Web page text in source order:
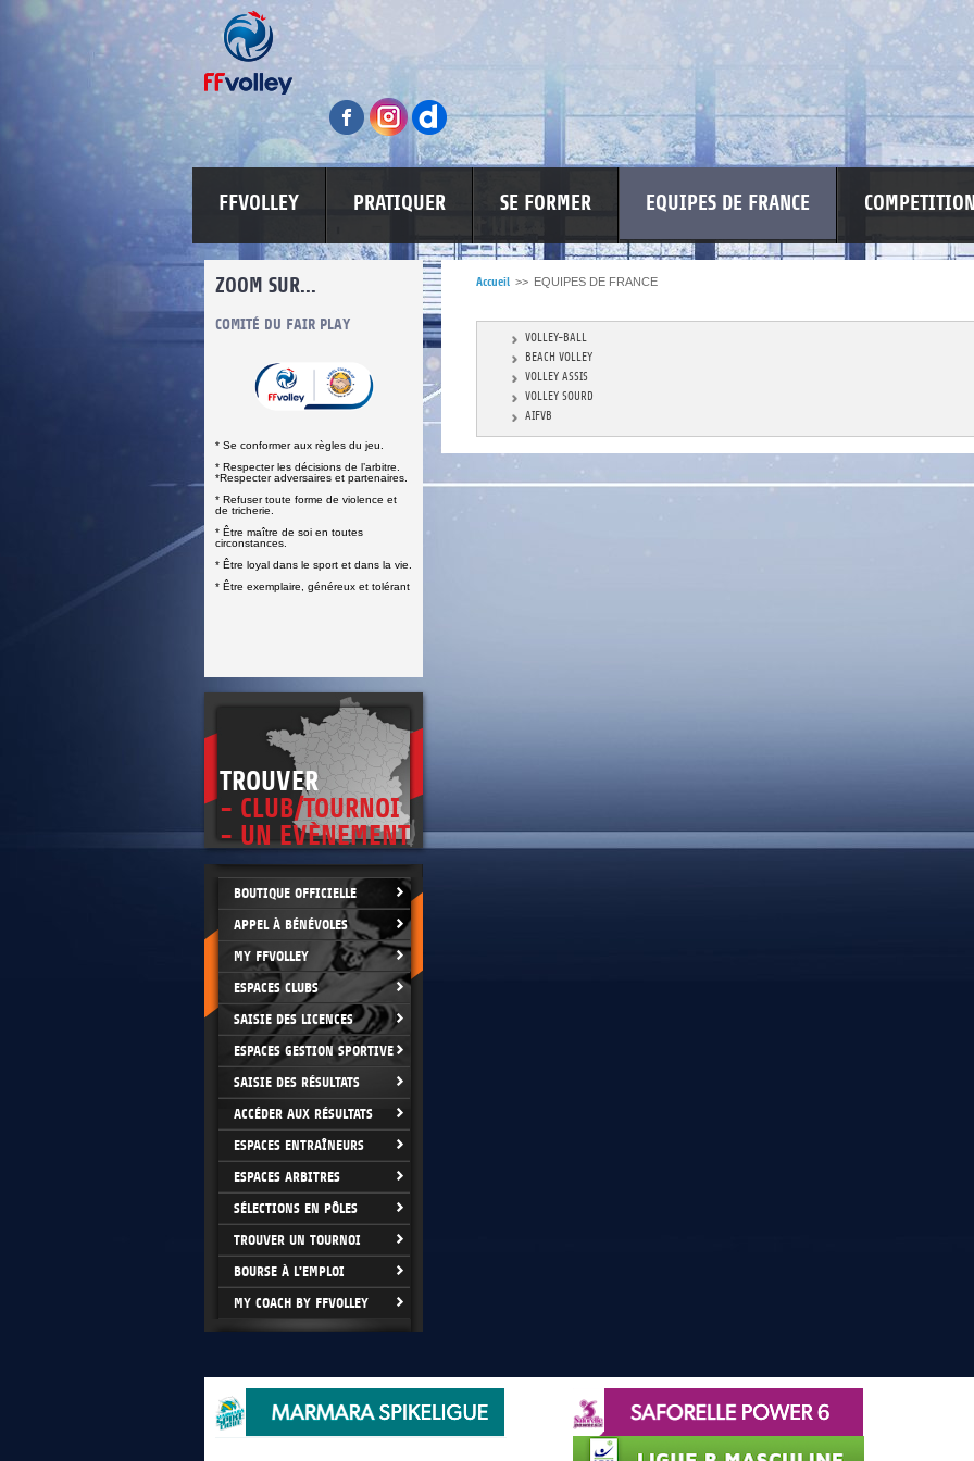
FFVOLLEY PRATIQUER SE FORMER EQUIPES DE FRANCE
ZOOM SUR...
DOCUMENTS UTILES
CLIQUEZ ICI
COMITÉ DU FAIR PLAY
* Se conformer aux règles du jeu.
* Respecter les décisions de l’arbitre.
*Respecter adversaires et partenaires.
* Refuser toute forme de violence et
de tricherie.
* Être maître de soi en toutes
circonstances.
* Être loyal dans le sport et dans la vie.
* Être exemplaire, généreux et tolérant
LUTTE CONTRE LES VIOLENCES MA PETITE SPONSO INFORMATIONS
DOCUMENTS UTILES
TROUVER
- CLUB/TOURNOI
- UN EVÈNEMENT
BOUTIQUE OFFICIELLE
APPEL À BÉNÉVOLES
MY FFVOLLEY
ESPACES CLUBS
SAISIE DES LICENCES
ESPACES GESTION SPORTIVE
SAISIE DES RÉSULTATS
ACCÉDER AUX RÉSULTATS
ESPACES ENTRAÎNEURS
ESPACES ARBITRES
SÉLECTIONS EN PÔLES
TROUVER UN TOURNOI
BOURSE À L'EMPLOI
MY COACH BY FFVOLLEY
Accueil >> EQUIPES DE FRANCE
VOLLEY-BALL
BEACH VOLLEY
VOLLEY ASSIS
VOLLEY SOURD
AIFVB